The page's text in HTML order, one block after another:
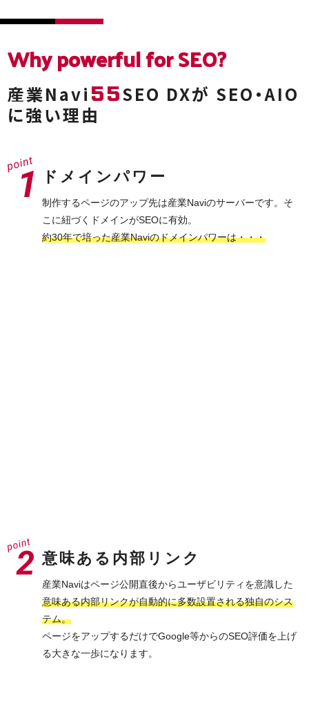
Why powerfulfor SEO?
産業Navi 55SEO DXが
に強い理由
ドメインパワー
制作するページのアップ先は産業Naviのサーバーです。そ
こに紐づくドメインがSEOに有効。
約30年で培った産業Naviのドメインパワーは・・・
意味ある内部リンク
産業Naviはページ公開直後からユーザビリティを意識した
意味ある内部リンクが自動的に多数設置される独自のシス
テム。
ページをアップするだけでGoogle等からのSEO評価を上げ
る大きな一歩になります。